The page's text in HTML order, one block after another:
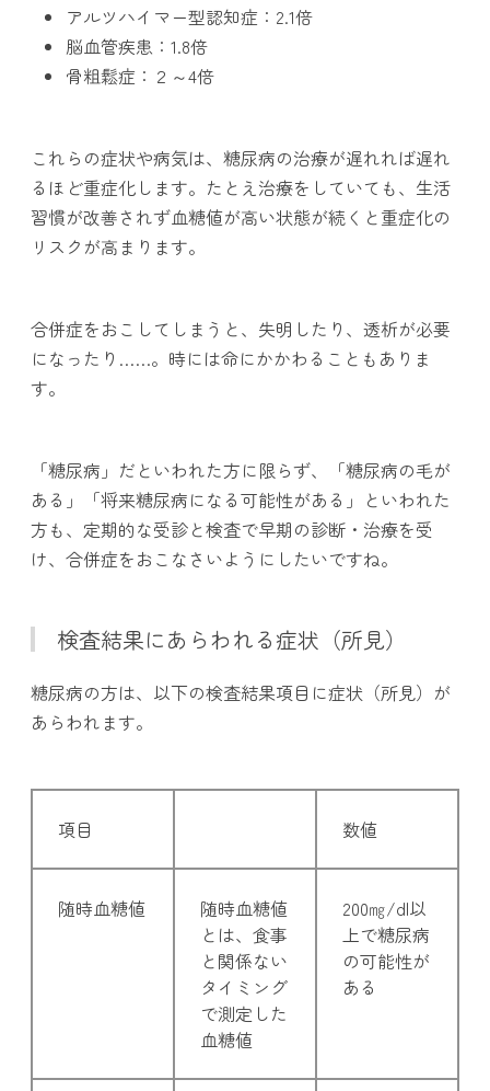
アルツハイマー型認知症：2.1倍
脳血管疾患：1.8倍
骨粗鬆症：２～4倍
これらの症状や病気は、糖尿病の治療が遅れれば遅れ
るほど重症化します。たとえ治療をしていても、生活
習慣が改善されず血糖値が高い状態が続くと重症化の
リスクが高まります。
合併症をおこしてしまうと、失明したり、透析が必要
になったり……。時には命にかかわることもありま
す。
「糖尿病」だといわれた方に限らず、「糖尿病の毛が
ある」「将来糖尿病になる可能性がある」といわれた
方も、定期的な受診と検査で早期の診断・治療を受
け、合併症をおこなさいようにしたいですね。
検査結果にあらわれる症状（所見）
糖尿病の方は、以下の検査結果項目に症状（所見）が
あらわれます。
項目 数値
随時血糖値
随時血糖値
とは、食事
と関係ない
タイミング
で測定した
血糖値
200㎎/dl以
上で糖尿病
の可能性が
ある